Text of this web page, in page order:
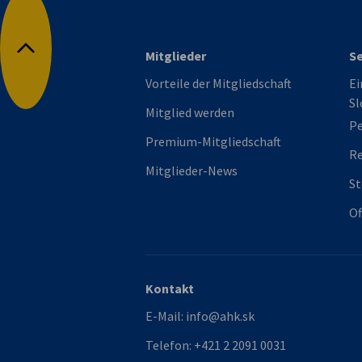
Nach oben
Mitglieder
Vorteile der Mitgliedschaft
Mitglied werden
Premium-Mitgliedschaft
Mitglieder-News
Kontakt
E-Mail: info@ahk.sk
Telefon: +421 2 2091 0031